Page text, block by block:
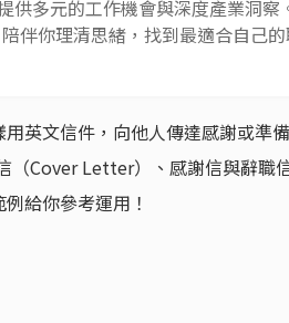
多元的工作機會與深度產業洞察
伴你理清思緒，找到最適合自己
英文信件，向他人傳達感謝或準
（Cover Letter）、感謝信與辭職
給你參考運用！